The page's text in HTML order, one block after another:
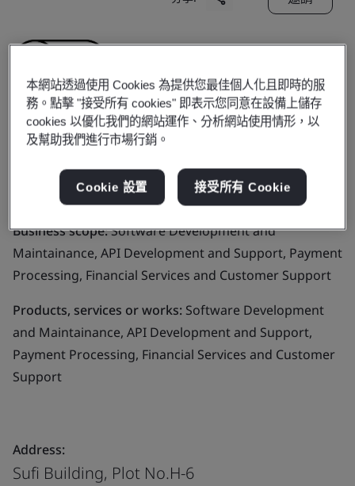
Finxera India Private
Limited
Business scope:Software Development and
Maintainance, API Development and Support, Payment
Processing, Financial Services and Customer Support
Products, services or works: Software Development
and Maintainance, API Development and Support,
Payment Processing, Financial Services and Customer
Support
Address:
Sufi Building, Plot No.H-6
本網站透過使用 Cookies 為提供您最佳個人化且即時的服
務。點擊 "接受所有 cookies" 即表示您同意在設備上儲存
cookies 以優化我們的網站運作、分析網站使用情形，以
及幫助我們進行市場行銷。
Cookie 設置 接受所有 Cookie